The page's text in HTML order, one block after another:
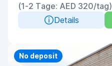
(1-2 Tage: AED 320/tag)
Details
Priority
No deposit